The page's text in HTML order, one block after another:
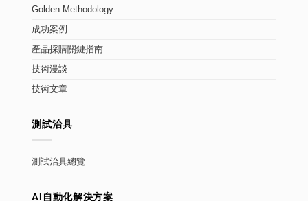
Golden Methodology
成功案例
產品採購關鍵指南
技術漫談
技術文章
測試治具
測試治具總覽
AI自動化解決方案